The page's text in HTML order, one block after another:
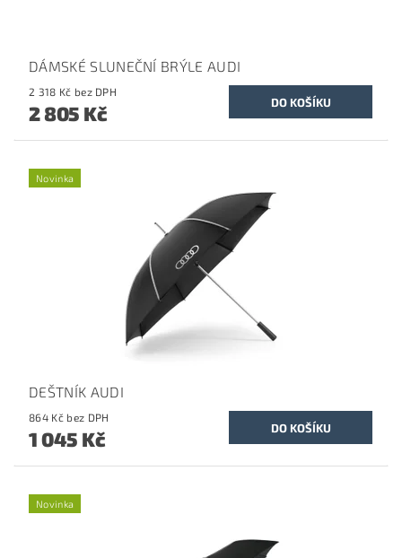
DÁMSKÉ SLUNEČNÍ BRÝLE AUDI
2 318 Kč bez DPH
2 805 Kč
Novinka
DEŠTNÍK AUDI
864 Kč bez DPH
1 045 Kč
Novinka